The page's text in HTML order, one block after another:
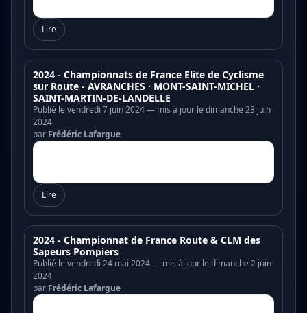
Lire
2024 - Championnats de France Elite de Cyclisme
sur Route - AVRANCHES · MONT-SAINT-MICHEL ·
SAINT-MARTIN-DE-LANDELLE
Publié le vendredi 7 juin 2024 — mis à jour le dimanche 23 juin
2024
par Frédéric Lafargue
Lire
2024 - Championnat de France Route & CLM des
Sapeurs Pompiers
Publié le vendredi 24 mai 2024 — mis à jour le dimanche 2 juin
2024
par Frédéric Lafargue